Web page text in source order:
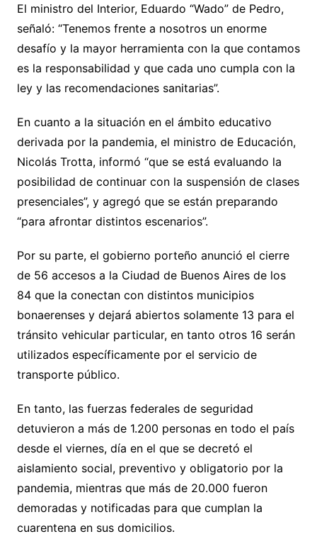
El ministro del Interior, Eduardo “Wado” de Pedro,
señaló: “Tenemos frente a nosotros un enorme
desafío y la mayor herramienta con la que contamos
es la responsabilidad y que cada uno cumpla con la
ley y las recomendaciones sanitarias”.
En cuanto a la situación en el ámbito educativo
derivada por la pandemia, el ministro de Educación,
Nicolás Trotta, informó “que se está evaluando la
posibilidad de continuar con la suspensión de clases
presenciales”, y agregó que se están preparando
“para afrontar distintos escenarios”.
Por su parte, el gobierno porteño anunció el cierre
de 56 accesos a la Ciudad de Buenos Aires de los
84 que la conectan con distintos municipios
bonaerenses y dejará abiertos solamente 13 para el
tránsito vehicular particular, en tanto otros 16 serán
utilizados específicamente por el servicio de
transporte público.
En tanto, las fuerzas federales de seguridad
detuvieron a más de 1.200 personas en todo el país
desde el viernes, día en el que se decretó el
aislamiento social, preventivo y obligatorio por la
pandemia, mientras que más de 20.000 fueron
demoradas y notificadas para que cumplan la
cuarentena en sus domicilios.